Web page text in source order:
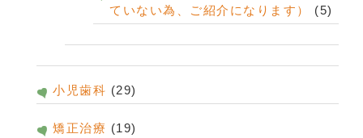
ていない為、ご紹介になります）
(5)
小児歯科 (29)
矯正治療 (19)